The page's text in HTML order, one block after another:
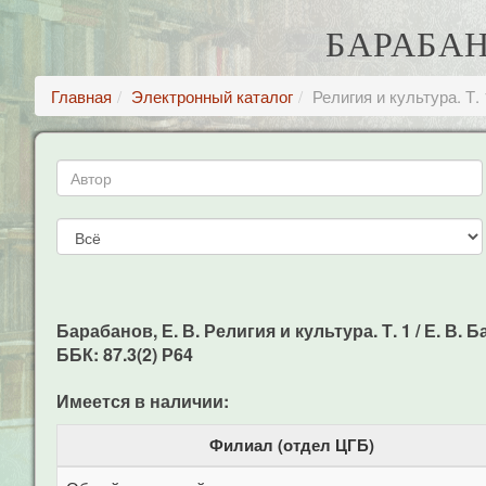
Главная Электронный каталог Религия и культура. Т.
Барабанов, Е. В. Религия и культура. Т. 1 / Е. В.
ББК: 87.3(2) Р64
Имеется в наличии:
Филиал (отдел ЦГБ)